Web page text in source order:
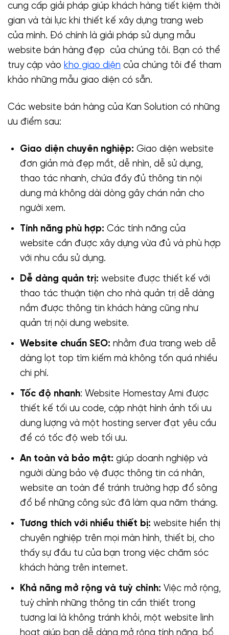
cung cấp giải pháp giúp khách hàng tiết kiệm thời
gian và tài lực khi thiết kế xây dựng trang web
của mình. Đó chính là giải pháp sử dụng mẫu
website bán hàng đẹp của chúng tôi. Bạn có thể
truy cập vào kho giao diện của chúng tôi để tham
khảo những mẫu giao diện có sẵn.
Các website bán hàng của Kan Solution có những
ưu điểm sau:
Giao diện chuyên nghiệp: Giao diện website
đơn giản mà đẹp mắt, dễ nhìn, dễ sử dụng,
thao tác nhanh, chứa đầy đủ thông tin nội
dung mà không dài dòng gây chán nản cho
người xem.
Tính năng phù hợp: Các tính năng của
website cần được xây dựng vừa đủ và phù hợp
với nhu cầu sử dụng.
Dễ dàng quản trị: website được thiết kế với
thao tác thuận tiện cho nhà quản trị dễ dàng
nắm được thông tin khách hàng cũng như
quản trị nội dung website.
Website chuẩn SEO: nhằm đưa trang web dễ
dàng lọt top tìm kiếm mà không tốn quá nhiều
chi phí.
Tốc độ nhanh: Website Homestay Ami được
thiết kế tối ưu code, cập nhật hình ảnh tối ưu
dung lượng và một hosting server đạt yêu cầu
để có tốc độ web tối ưu.
An toàn và bảo mật: giúp doanh nghiệp và
người dùng bảo vệ được thông tin cá nhân,
website an toàn để tránh trường hợp đổ sông
đổ bể những công sức đã làm qua năm tháng.
Tương thích với nhiều thiết bị: website hiển thị
chuyên nghiệp trên mọi màn hình, thiết bị, cho
thấy sự đầu tư của bạn trong việc chăm sóc
khách hàng trên internet.
Khả năng mở rộng và tuỳ chỉnh: Việc mở rộng,
tuỳ chỉnh những thông tin cần thiết trong
tương lai là không tránh khỏi, một website linh
hoạt giúp bạn dễ dàng mở rộng tính năng, bổ